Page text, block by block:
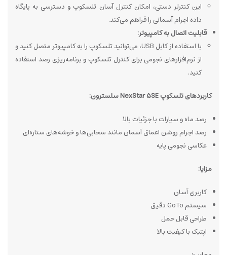
این کنترلر دستی، امکان کنترل آسان تلسکوپ و دسترسی به پایگاه
داده اجرام آسمانی را فراهم می‌کند.
قابلیت اتصال به کامپیوتر:
با استفاده از کابل USB، می‌توانید تلسکوپ را به کامپیوتر متصل کنید و
از نرم‌افزارهای نجومی برای کنترل تلسکوپ و برنامه‌ریزی رصد استفاده
کنید.
کاربردهای تلسکوپ NexStar 5SE سلسترون:
رصد ماه و سیارات با جزئیات بالا
رصد اجرام روشن اعماق آسمان مانند سحابی‌ها و خوشه‌های ستاره‌ای
عکاسی نجومی پایه
مزایا:
کاربری آسان
سیستم GoTo دقیق
طراحی قابل حمل
اپتیک با کیفیت بالا